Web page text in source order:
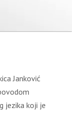
Janković
jezika koji je